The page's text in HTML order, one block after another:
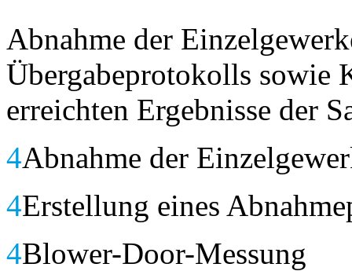
Abnahme der
Übergabeprotokolls sowie
erreichten Ergebnisse der
4Abnahme der
4Erstellung eines
4Blower-Door-Messung